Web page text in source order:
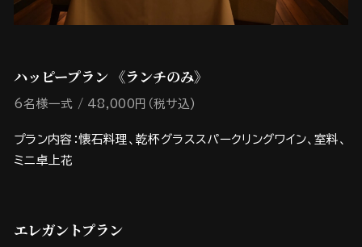
ハッピープラン 《ランチのみ》
6名様一式 48,000円（税サ込)
プラン内容：懐石料理、乾杯グラススパークリングワイン、室料、
ミニ卓上花
エレガントプラン